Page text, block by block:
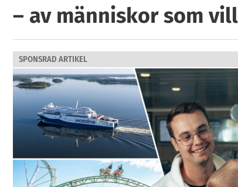
– av människor som
SPONSRAD ARTIKEL